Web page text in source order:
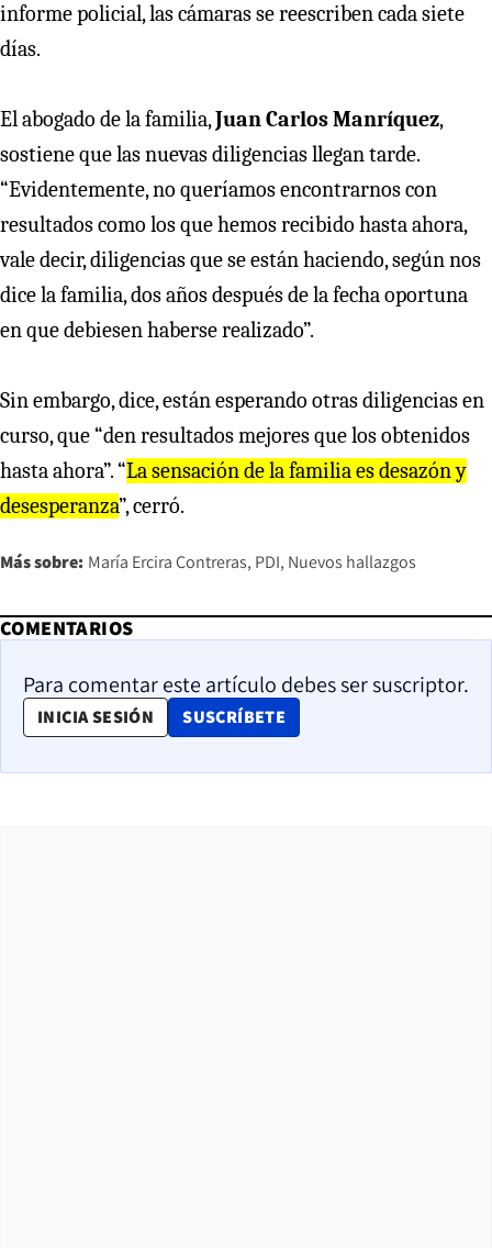
informe policial, las cámaras se reescriben cada siete
días.
El abogado de la familia,Juan Carlos Manríquez,
sostiene que las nuevas diligencias llegan tarde.
“Evidentemente, no queríamos encontrarnos con
resultados como los que hemos recibido hasta ahora,
vale decir, diligencias que se están haciendo, según nos
dice la familia, dos años después de la fecha oportuna
en que debiesen haberse realizado”.
Sin embargo, dice, están esperando otras diligencias en
curso, que “den resultados mejores que los obtenidos
hasta ahora”. “La sensación de la familia es desazón y
desesperanza”, cerró.
Más sobre: María Ercira Contreras PDI Nuevos hallazgos
COMENTARIOS
Para comentar este artículo debes ser suscriptor.
INICIA SESIÓN SUSCRÍBETE
OPENS IN NEW WINDOW